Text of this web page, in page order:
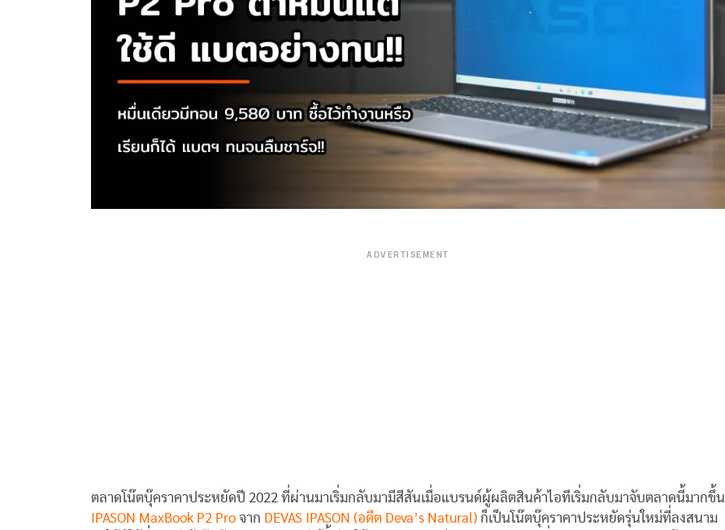
ADVERTISEMENT
ตลาดโน๊ตบุ๊คราคาประหยัดปี 2022 ที่ผ่านมาเริ่มกลับมามีสีสันเมื่อแบรนด์ผู้ผลิตสินค้าไอทีเริ่มกลับมาจับตลาดนี้มากขึ้น
IPASON MaxBook P2 Pro จาก DEVAS IPASON (อดีต Deva’s Natural) ก็เป็นโน๊ตบุ๊คราคาประหยัดรุ่นใหม่ที่ลงสนาม